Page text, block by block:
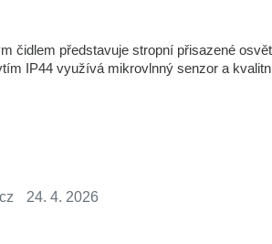
čidlem představuje stropní přisazené
IP44 využívá mikrovlnný senzor a
24. 4. 2026